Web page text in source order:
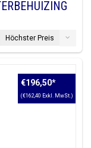
Höchster Preis
€196,50*
(€162,40 Exkl. MwSt.)